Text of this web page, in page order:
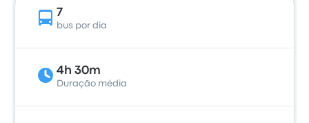
7
bus por dia
4h 30m
Duração média